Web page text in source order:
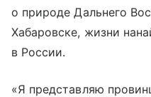
о природе Дальнего
Хабаровске, жизни
в России.
«Я представляю